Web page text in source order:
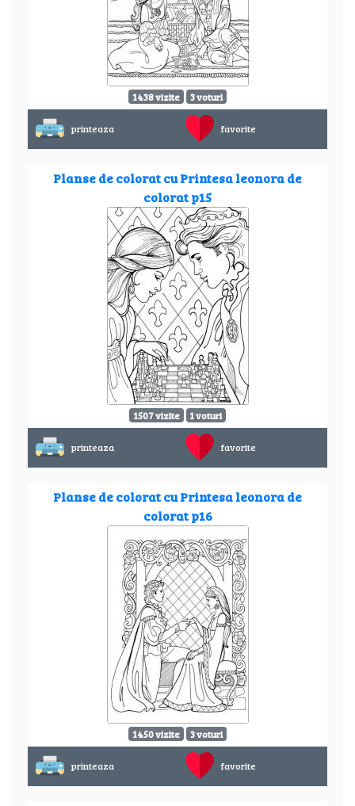
1438 vizite 3 voturi
printeaza favorite
Planse de colorat cu Printesa leonora de
colorat p15
1507 vizite 1 voturi
printeaza favorite
Planse de colorat cu Printesa leonora de
colorat p16
1450 vizite 3 voturi
printeaza favorite